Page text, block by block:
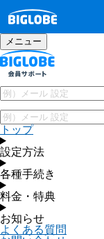
メニュー
トップ
設定方法
各種手続き
料金・特典
お知らせ
よくある質問